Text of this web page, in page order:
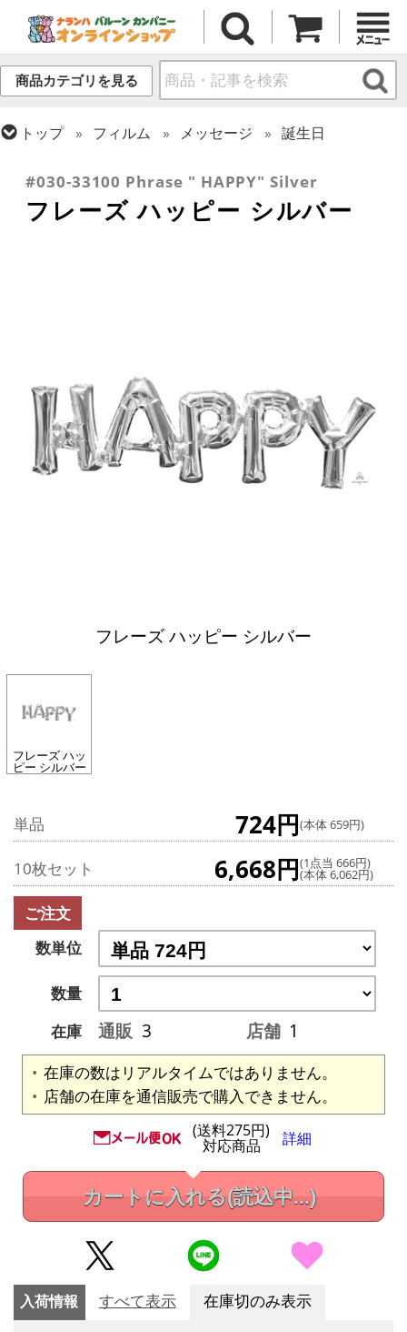
商品カテゴリを見る
トップ フィルム メッセージ
誕生日
#030-33100 Phrase " HAPPY" Silver
フレーズ ハッピー シルバー
フレーズ ハッピー シルバー
フレーズ ハッ
ピー シルバー
単品 724円(本体 659円)
10枚セット 6,668円(1点当 666円)
(本体 6,062円)
ご注文
数単位
数量
在庫
通販 3 店舗 1
在庫の数はリアルタイムではありません。
店舗の在庫を通信販売で購入できません。
(送料275円)
対応商品 詳細
カートに入れる(読込中...)
入荷情報 すべて表示 在庫切のみ表示